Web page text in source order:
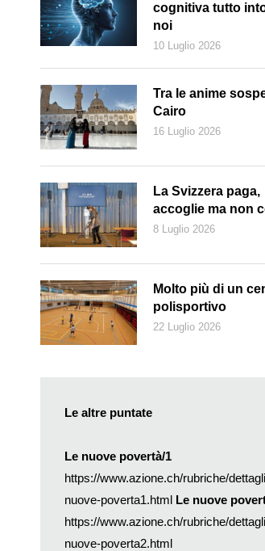
cognitiva tutto
noi
10 Luglio 2026
Tra le anime
Cairo
16 Luglio 2026
La Svizzera paga,
accoglie ma non
8 Luglio 2026
Molto più di un
polisportivo
22 Luglio 2026
Le altre puntate
Le nuove povertà/1
https://www.azione.ch/rubriche/
nuove-poverta1.html Le nuove
https://www.azione.ch/rubriche/
nuove-poverta2.html